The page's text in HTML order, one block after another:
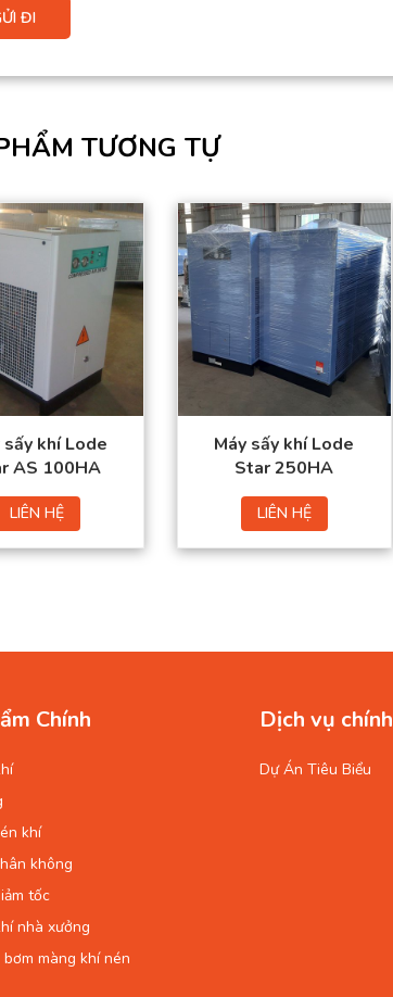
TƯƠNG TỰ
lượng khí nén:
thước ống
ra: 2 – 1/2” PT
suất: 2,36 (Kw)
điện: 220/50
Hz)
sấy khí Lode
AS 100HA
LIÊN HỆ
Lưu lượng khí nén:
28 (m3/phút)
Kích thước ống
vào/ra: 3” PT
Công suất: 4.32 (Kw)
Nguồn điện: 380/50
(V/Hz)
Máy sấy khí Lode
Star 250HA
LIÊN HỆ
Chính
khí
không
tốc
nhà xưởng
màng khí nén
Dịch vụ chính
Dự Án Tiêu Biểu